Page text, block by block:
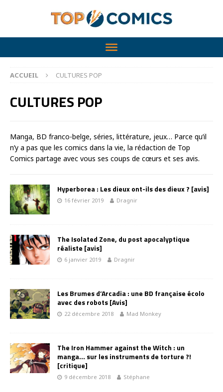
ACCUEIL CULTURES POP
CULTURES POP
Manga, BD franco-belge, séries, littérature, jeux… Parce qu’il
n’y a pas que les comics dans la vie, la rédaction de Top
Comics partage avec vous ses coups de cœurs et ses avis.
Hyperborea : Les dieux ont-ils des dieux ? [avis]
16 février 2019 Dragnir
The Isolated Zone, du post apocalyptique
réaliste [avis]
6 janvier 2019 Dragnir
Les Brumes d’Arcadia : une BD française écolo
avec des robots [Avis]
22 décembre 2018 Mad Monkey
The Iron Hammer against the Witch : un
manga… sur les instruments de torture ?!
[critique]
9 décembre 2018 Stéphane